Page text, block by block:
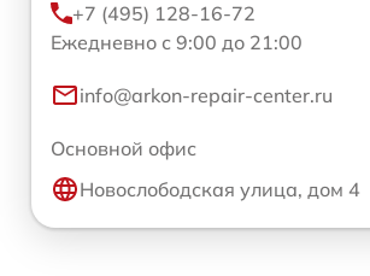
+7 (495) 128-16-72
Ежедневно с 9:00 до 21:00
info@arkon-repair-center.ru
Основной офис
Новослободская улица, дом 4